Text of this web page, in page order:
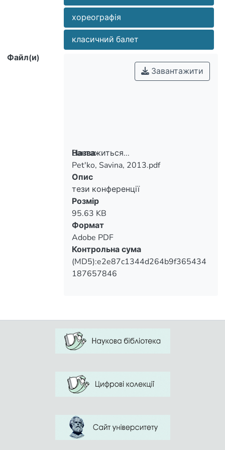
хореографія
класичний балет
Файл(и)
Вантажиться...
Вантажиться...
Завантажити
Назва
Pet'ko, Savina, 2013.pdf
Опис
тези конференції
Розмір
95.63 KB
Формат
Adobe PDF
Контрольна сума
(MD5):e2e87c1344d264b9f365434
187657846